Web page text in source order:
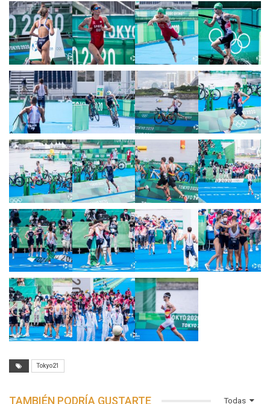
Tokyo21
Todas
TAMBIÉN PODRÍA GUSTARTE